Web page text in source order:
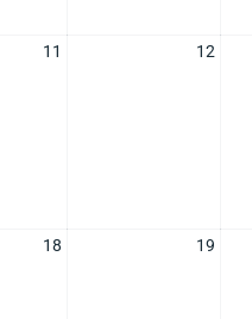
11 12
18 19